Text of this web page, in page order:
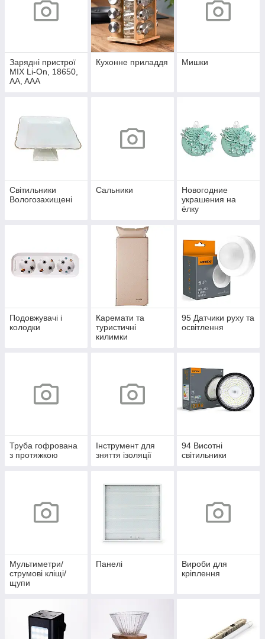
Зарядні пристрої
MIX Li-On, 18650,
AA, AAA
Кухонне приладдя Мишки
Світильники
Вологозахищені
Сальники
Новогодние
украшения на
ёлку
Подовжувачі і
колодки
Каремати та
туристичні
килимки
95 Датчики руху та
освітлення
Труба гофрована
з протяжкою
Інструмент для
зняття ізоляції
94 Висотні
світильники
Мультиметри/
струмові кліщі/
щупи
Панелі
Вироби для
кріплення